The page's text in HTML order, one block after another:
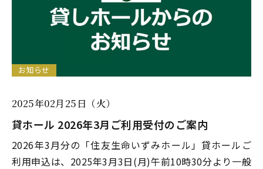
お知らせ
2025年02月25日（火）
貸ホール 2026年3月ご利用受付のご案内
2026年3月分の「住友生命いずみホール」貸ホールご
利用申込は、2025年3月3日(月)午前10時30分より一般